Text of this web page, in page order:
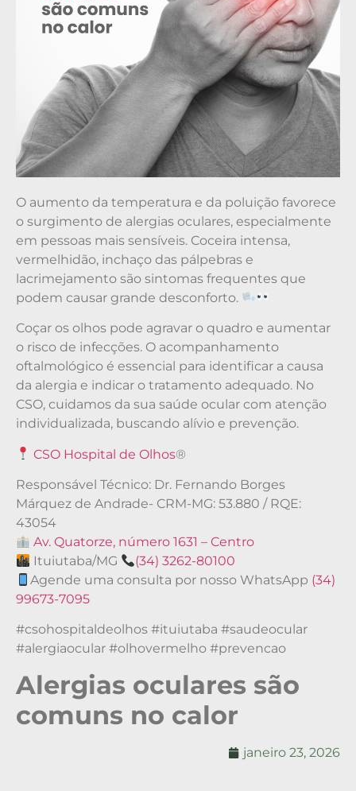
O aumento da temperatura e da poluição favorece
o surgimento de alergias oculares, especialmente
em pessoas mais sensíveis. Coceira intensa,
vermelhidão, inchaço das pálpebras e
lacrimejamento são sintomas frequentes que
podem causar grande desconforto.
Coçar os olhos pode agravar o quadro e aumentar
o risco de infecções. O acompanhamento
oftalmológico é essencial para identificar a causa
da alergia e indicar o tratamento adequado. No
CSO, cuidamos da sua saúde ocular com atenção
individualizada, buscando alívio e prevenção.
CSO Hospital de Olhos®
Responsável Técnico: Dr. Fernando Borges
Márquez de Andrade- CRM-MG: 53.880 / RQE:
43054
Av. Quatorze, número 1631 – Centro
Ituiutaba/MG
(34) 3262-80100
Agende uma consulta por nosso WhatsApp (34)
99673-7095
#csohospitaldeolhos #ituiutaba #saudeocular
#alergiaocular #olhovermelho #prevencao
Alergias oculares são
comuns no calor
janeiro 23, 2026